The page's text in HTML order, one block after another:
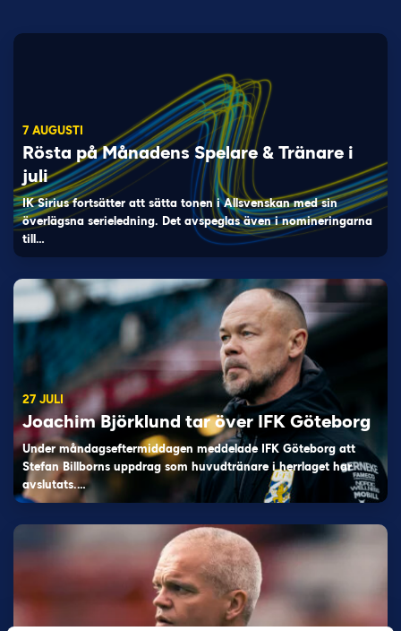
7 AUGUSTI
Rösta på Månadens Spelare & Tränare i
juli
IK Sirius fortsätter att sätta tonen i Allsvenskan med sin
överlägsna serieledning. Det avspeglas även i nomineringarna
till…
27 JULI
Joachim Björklund tar över IFK Göteborg
Under måndagseftermiddagen meddelade IFK Göteborg att
Stefan Billborns uppdrag som huvudtränare i herrlaget har
avslutats.…